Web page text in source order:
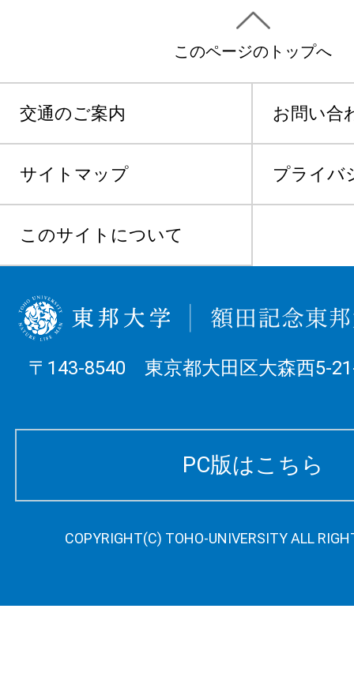
このページのトップへ
交通のご案内 お問い合
サイトマップ プライバ
このサイトについて
〒143-8540 東京都大田区大森西5-
PC版はこちら
COPYRIGHT(C) TOHO-UNIVERSITY ALL